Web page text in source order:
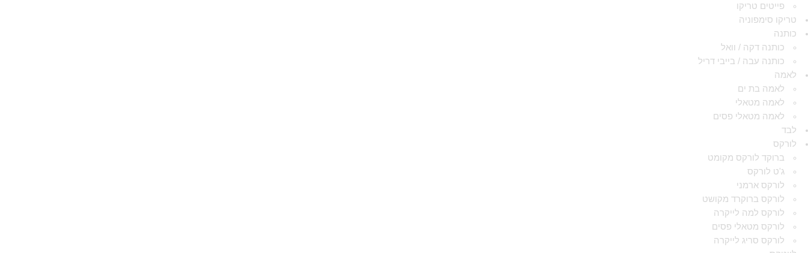
פייטים טריקו
טריקו סימפוניה
כותנה
כותנה דקה / וואל
כותנה עבה / בייבי דריל
לאמה
לאמה בת ים
לאמה מטאלי
לאמה מטאלי פסים
לבד
לורקס
ברוקד לורקס מקומט
ג'ט לורקס
לורקס ארמני
לורקס ברוקרד מקושט
לורקס למה לייקרה
לורקס מטאלי פסים
לורקס סריג לייקרה